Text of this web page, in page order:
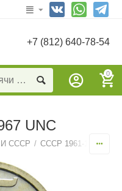
+7 (812) 640-78-54
0
UNC
СССР / СССР 1961-1991